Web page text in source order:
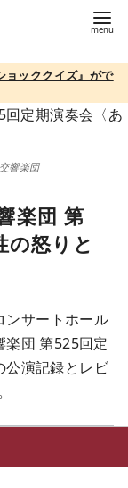
ョッククイズ』がで
響楽団
楽団 第
の怒りと
ンサートホール
楽団 第525回定
公演記録とレビ